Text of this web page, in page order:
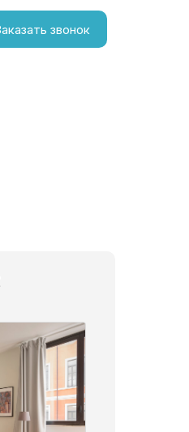
звонок